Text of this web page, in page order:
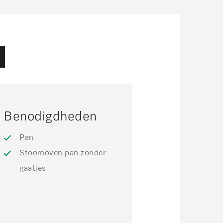
Benodigdheden
Pan
Stoomoven pan zonder
gaatjes